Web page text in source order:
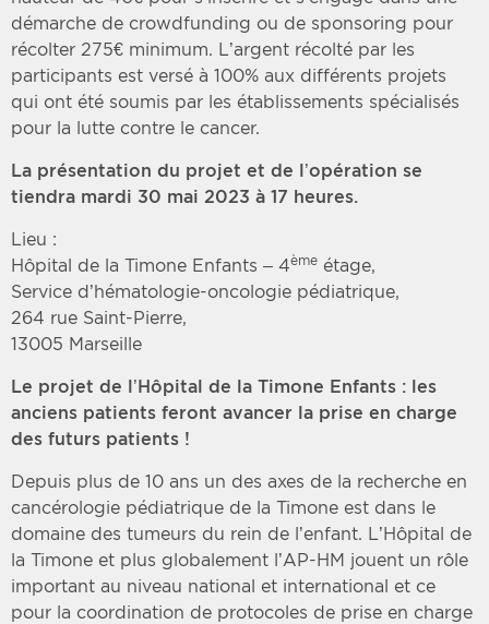
démarche de crowdfunding ou de sponsoring pour
récolter 275€ minimum. L’argent récolté par les
participants est versé à 100% aux différents projets
qui ont été soumis par les établissements spécialisés
pour la lutte contre le cancer.
La présentation du projet et de l’opération se
tiendra mardi 30 mai 2023 à 17 heures.
Lieu :
Hôpital de la Timone Enfants – 4ème étage,
Service d’hématologie-oncologie pédiatrique,
264 rue Saint-Pierre,
13005 Marseille
Le projet de l’Hôpital de la Timone Enfants : les
anciens patients feront avancer la prise en charge
des futurs patients !
Depuis plus de 10 ans un des axes de la recherche en
cancérologie pédiatrique de la Timone est dans le
domaine des tumeurs du rein de l’enfant. L’Hôpital de
la Timone et plus globalement l’AP-HM jouent un rôle
important au niveau national et international et ce
pour la coordination de protocoles de prise en charge